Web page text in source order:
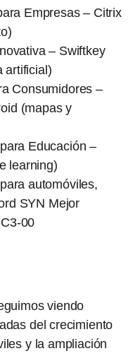
Empresas – Citrix
– Swiftkey
artificial)
Consumidores –
(mapas y
Educación –
learning)
automóviles,
SYN Mejor
00
viendo
del crecimiento
y la ampliación